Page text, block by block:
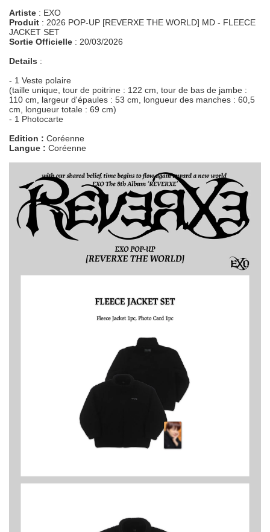
Artiste : EXO
Produit : 2026 POP-UP [REVERXE THE WORLD] MD - FLEECE
JACKET SET
Sortie Officielle : 20/03/2026
Details :
- 1 Veste polaire
(taille unique, tour de poitrine : 122 cm, tour de bas de jambe :
110 cm, largeur d'épaules : 53 cm, longueur des manches : 60,5
cm, longueur totale : 69 cm)
- 1 Photocarte
Edition : Coréenne
Langue : Coréenne